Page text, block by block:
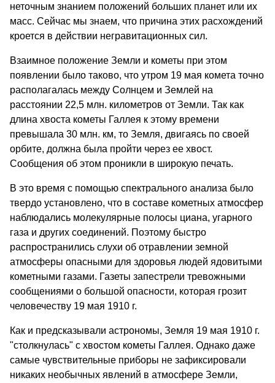
неточным знанием положений больших планет или их
масс. Сейчас мы знаем, что причина этих расхождений
кроется в действии негравитационных сил.
Взаимное положение Земли и кометы при этом
появлении было таково, что утром 19 мая комета точно
располагалась между Солнцем и Землей на
расстоянии 22,5 млн. километров от Земли. Так как
длина хвоста кометы Галлея к этому времени
превышала 30 млн. км, то Земля, двигаясь по своей
орбите, должна была пройти через ее хвост.
Сообщения об этом проникли в широкую печать.
В это время с помощью спектрального анализа было
твердо установлено, что в составе кометных атмосфер
наблюдались молекулярные полосы циана, угарного
газа и других соединений. Поэтому быстро
распространились слухи об отравлении земной
атмосферы опасными для здоровья людей ядовитыми
кометными газами. Газеты запестрели тревожными
сообщениями о большой опасности, которая грозит
человечеству 19 мая 1910 г.
Как и предсказывали астрономы, Земля 19 мая 1910 г.
"столкнулась" с хвостом кометы Галлея. Однако даже
самые чувствительные приборы не зафиксировали
никаких необычных явлений в атмосфере Земли,